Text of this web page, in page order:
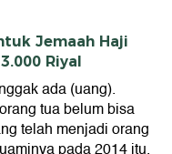
Jemaah Haji
Riyal
ada (uang).
tua belum bisa
telah menjadi orang